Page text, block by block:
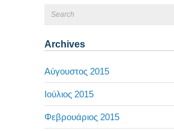
Archives
Αύγουστος 2015
Ιούλιος 2015
Φεβρουάριος 2015